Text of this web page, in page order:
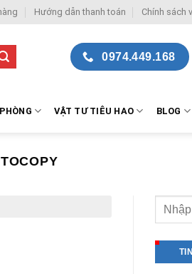
Hướng dẫn thanh toán Chính sách
0974.449.168
VẬT TƯ TIÊU HAO BLOG